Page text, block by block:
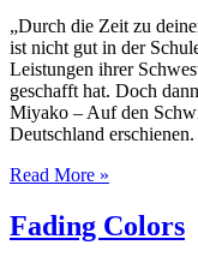
„Durch die Zeit zu
ist nicht gut in der
Leistungen ihrer
geschafft hat. Doch
Miyako – Auf den
Deutschland
Read More »
Fading Colors